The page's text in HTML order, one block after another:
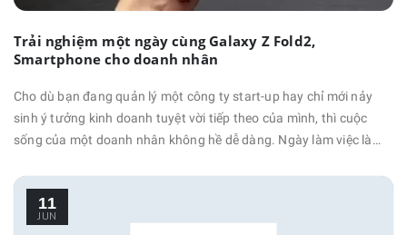
Trải nghiệm một ngày cùng Galaxy Z Fold2,
Smartphone cho doanh nhân
Cho dù bạn đang quản lý một công ty start-up hay chỉ mới nảy
sinh ý tưởng kinh doanh tuyệt vời tiếp theo của mình, thì cuộc
sống của một doanh nhân không hề dễ dàng. Ngày làm việc là
cuộc họp với nhà đầu tư, hay các buổi thuyết trình của khách
11
JUN